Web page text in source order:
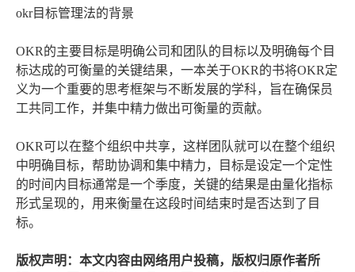
okr目标管理法的背景
OKR的主要目标是明确公司和团队的目标以及明确每个目
标达成的可衡量的关键结果，一本关于OKR的书将OKR定
义为一个重要的思考框架与不断发展的学科，旨在确保员
工共同工作，并集中精力做出可衡量的贡献。
OKR可以在整个组织中共享，这样团队就可以在整个组织
中明确目标，帮助协调和集中精力，目标是设定一个定性
的时间内目标通常是一个季度，关键的结果是由量化指标
形式呈现的，用来衡量在这段时间结束时是否达到了目
标。
版权声明：本文内容由网络用户投稿，版权归原作者所